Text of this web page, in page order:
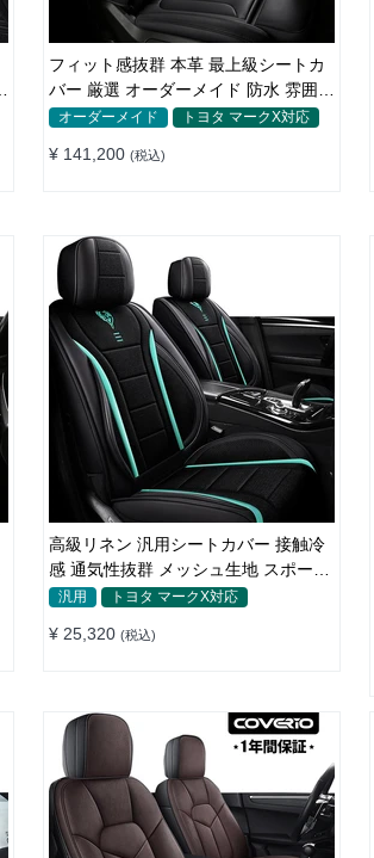
フィット感抜群 本革 最上級シートカ
バー 厳選 オーダーメイド 防水 雰囲気
全席セット
オーダーメイド トヨタ マークX対応
¥ 141,200 (税込)
高級リネン 汎用シートカバー 接触冷
感 通気性抜群 メッシュ生地 スポーツ
感 軽/普自動車
汎用 トヨタ マークX対応
¥ 25,320 (税込)